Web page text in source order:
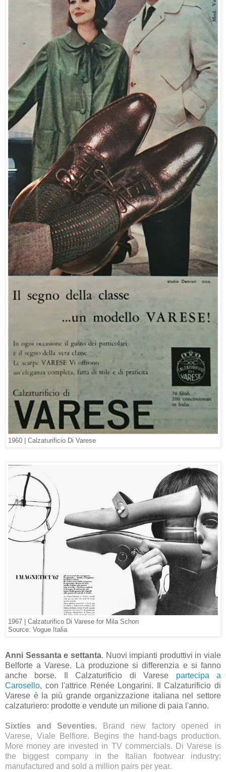
1960 | Calzaturificio Di Varese
1967 | Calzaturifico Di Varese for Mila Schon
Source: Vogue Italia
Anni Sessanta e settanta. Nuovi impianti produttivi in viale
Belforte a Varese. La produzione si differenzia e si fanno
anche borse. Il Calzaturificio di Varese partecipa a
Carosello, con l'attrice Renée Longarini. Il Calzaturificio di
Varese è la più grande organizzazione italiana nel settore
calzaturiero: prodotte e vendute un milione di paia l'anno.
Sixties and Seventies. Brand new factory opened in
Varese, Viale Belfiore. Begins the hand-bags production.
More money are invested in TV commercials. Di Varese is
the biggest company in the Italian footwear industry:
manufactured and sold a million pairs per year.